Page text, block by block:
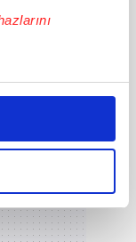
özel
yaparken
sunmak
adına
bu noktada,
tek gelir